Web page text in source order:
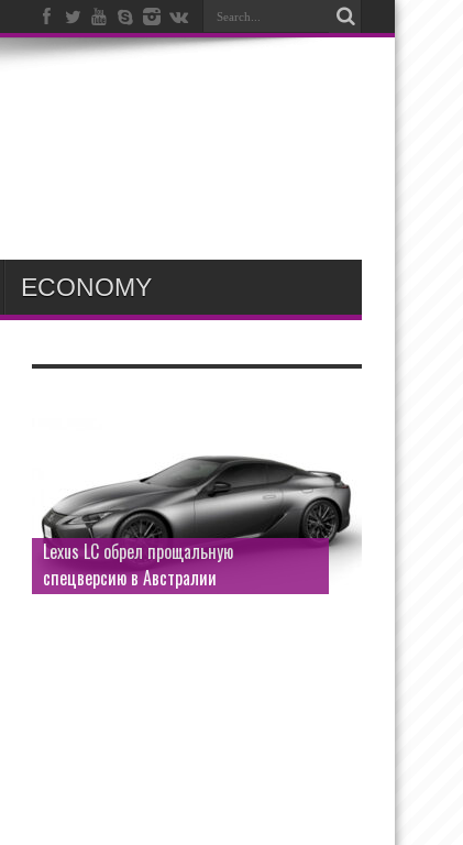
ECONOMY
Lexus LC обрел прощальную
спецверсию в Австралии
Mercedes-AMG GT 53 4-Door Coupe:
младшая версия со звуком рядной
«шестёрки»